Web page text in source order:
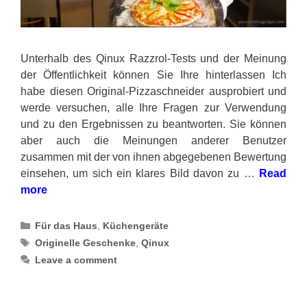
Unterhalb des Qinux Razzrol-Tests und der Meinung
der Öffentlichkeit können Sie Ihre hinterlassen Ich
habe diesen Original-Pizzaschneider ausprobiert und
werde versuchen, alle Ihre Fragen zur Verwendung
und zu den Ergebnissen zu beantworten. Sie können
aber auch die Meinungen anderer Benutzer
zusammen mit der von ihnen abgegebenen Bewertung
einsehen, um sich ein klares Bild davon zu …
Read
more
Categories
Für das Haus
Küchengeräte
Tags
Originelle Geschenke ,Qinux
Leave a comment